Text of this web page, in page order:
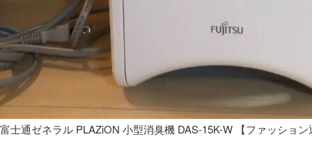
富士通ゼネラル PLAZiON 小型消臭機 DAS-15K-W 【ファッション